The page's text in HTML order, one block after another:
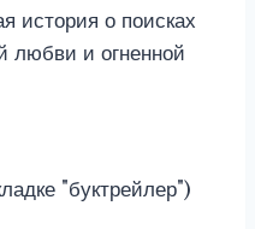
история о поисках
любви и огненной
"буктрейлер")